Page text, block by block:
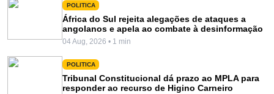
POLITICA
África do Sul rejeita alegações de ataques a
angolanos e apela ao combate à desinformação
04 Aug, 2026 • 1 min
POLITICA
Tribunal Constitucional dá prazo ao MPLA para
responder ao recurso de Higino Carneiro